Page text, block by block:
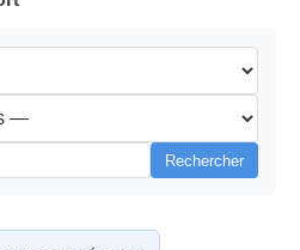
Rechercher